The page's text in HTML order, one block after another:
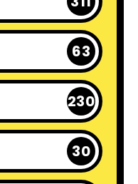
63
230
30